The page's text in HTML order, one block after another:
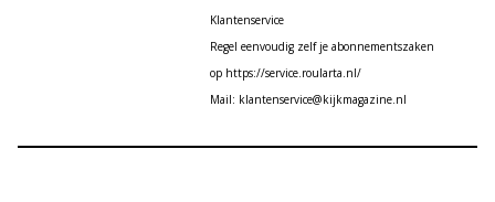
Klantenservice
Regel eenvoudig zelf je abonnementszaken
op https://service.roularta.nl/
Mail: klantenservice@kijkmagazine.nl